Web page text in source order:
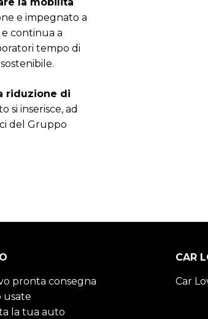
la mobilità
e impegnato a
continua a
tempo di
riduzione di
si inserisce, ad
del Gruppo
pronta consegna
usate
la tua auto
CAR
Car